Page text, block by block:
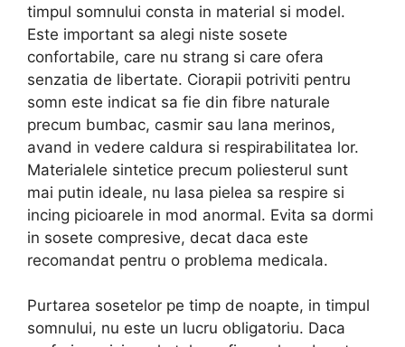
timpul somnului consta in material si model.
Este important sa alegi niste sosete
confortabile, care nu strang si care ofera
senzatia de libertate. Ciorapii potriviti pentru
somn este indicat sa fie din fibre naturale
precum bumbac, casmir sau lana merinos,
avand in vedere caldura si respirabilitatea lor.
Materialele sintetice precum poliesterul sunt
mai putin ideale, nu lasa pielea sa respire si
incing picioarele in mod anormal. Evita sa dormi
in sosete compresive, decat daca este
recomandat pentru o problema medicala.
Purtarea sosetelor pe timp de noapte, in timpul
somnului, nu este un lucru obligatoriu. Daca